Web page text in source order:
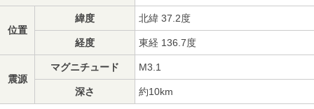
位置
緯度 北緯 37.2度
経度 東経 136.7度
震源
マグニチュード M3.1
深さ 約10km